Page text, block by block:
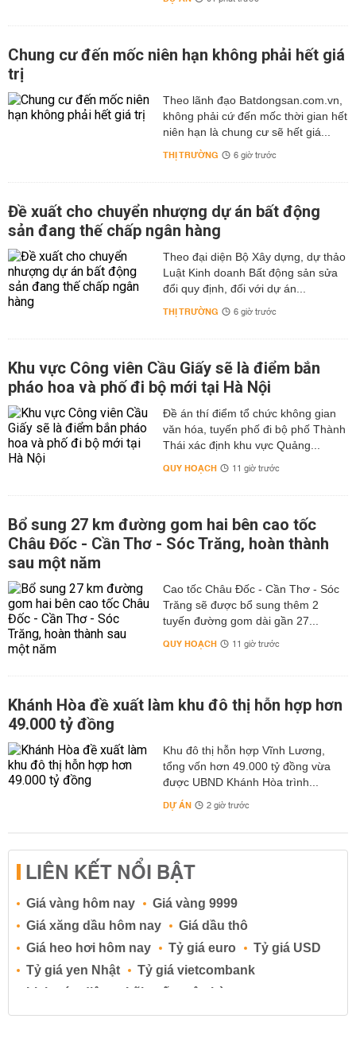
Chung cư đến mốc niên hạn không phải hết giá
trị
Theo lãnh đạo Batdongsan.com.vn,
không phải cứ đến mốc thời gian hết
niên hạn là chung cư sẽ hết giá...
THỊ TRƯỜNG 6 giờ trước
Đề xuất cho chuyển nhượng dự án bất động
sản đang thế chấp ngân hàng
Theo đại diện Bộ Xây dựng, dự thảo
Luật Kinh doanh Bất động sản sửa
đổi quy định, đối với dự án...
THỊ TRƯỜNG 6 giờ trước
Khu vực Công viên Cầu Giấy sẽ là điểm bắn
pháo hoa và phố đi bộ mới tại Hà Nội
Đề án thí điểm tổ chức không gian
văn hóa, tuyến phố đi bộ phố Thành
Thái xác định khu vực Quảng...
QUY HOẠCH 11 giờ trước
Bổ sung 27 km đường gom hai bên cao tốc
Châu Đốc - Cần Thơ - Sóc Trăng, hoàn thành
sau một năm
Cao tốc Châu Đốc - Cần Thơ - Sóc
Trăng sẽ được bổ sung thêm 2
tuyến đường gom dài gần 27...
QUY HOẠCH 11 giờ trước
Khánh Hòa đề xuất làm khu đô thị hỗn hợp hơn
49.000 tỷ đồng
Khu đô thị hỗn hợp Vĩnh Lương,
tổng vốn hơn 49.000 tỷ đồng vừa
được UBND Khánh Hòa trình...
DỰ ÁN 2 giờ trước
LIÊN KẾT NỔI BẬT
Giá vàng hôm nay
Giá vàng 9999
Giá xăng dầu hôm nay
Giá dầu thô
Giá heo hơi hôm nay
Tỷ giá euro
Tỷ giá USD
Tỷ giá yen Nhật
Tỷ giá vietcombank
Lịch cúp điện
Lãi suất ngân hàng
Lãi suất tiết kiệm
Lãi suất tiền gửi